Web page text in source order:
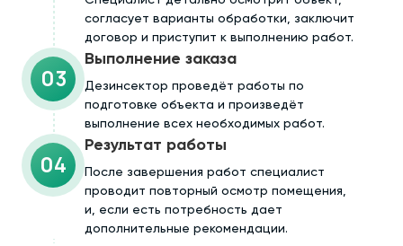
согласует варианты обработки, заключит
договор и приступит к выполнению работ.
03
Выполнение заказа
Дезинсектор проведёт работы по
подготовке объекта и произведёт
выполнение всех необходимых работ.
04
Результат работы
После завершения работ специалист
проводит повторный осмотр помещения,
и, если есть потребность дает
дополнительные рекомендации.